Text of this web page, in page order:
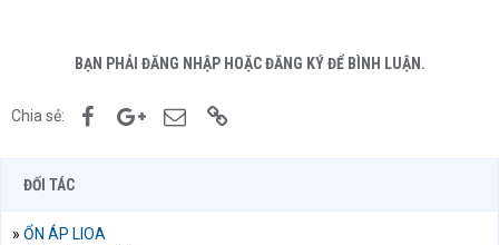
BẠN PHẢI ĐĂNG NHẬP HOẶC ĐĂNG KÝ ĐỂ BÌNH LUẬN.
Chia sẻ: FacebookGoogle+Email
ĐỐI TÁC
» ỔN ÁP LIOA